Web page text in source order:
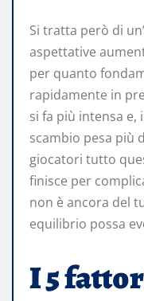
Si tratta però di
aspettative
per quanto
rapidamente in
si fa più intensa
scambio pesa più
giocatori tutto
finisce per
non è ancora del
equilibrio possa
I 5